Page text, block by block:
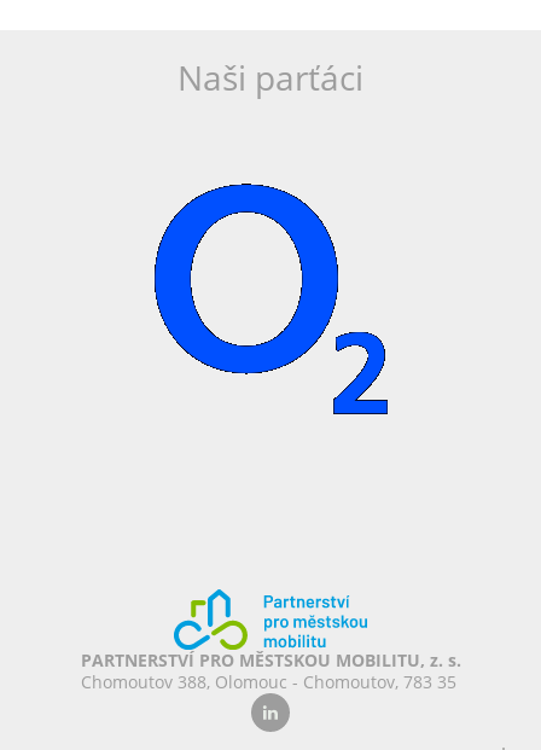
Naši parťáci
PARTNERSTVÍ PRO MĚSTSKOU MOBILITU, z. s.
Chomoutov 388, Olomouc - Chomoutov, 783 35